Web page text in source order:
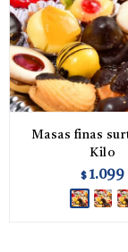
Masas finas
Kilo
$ 1.099